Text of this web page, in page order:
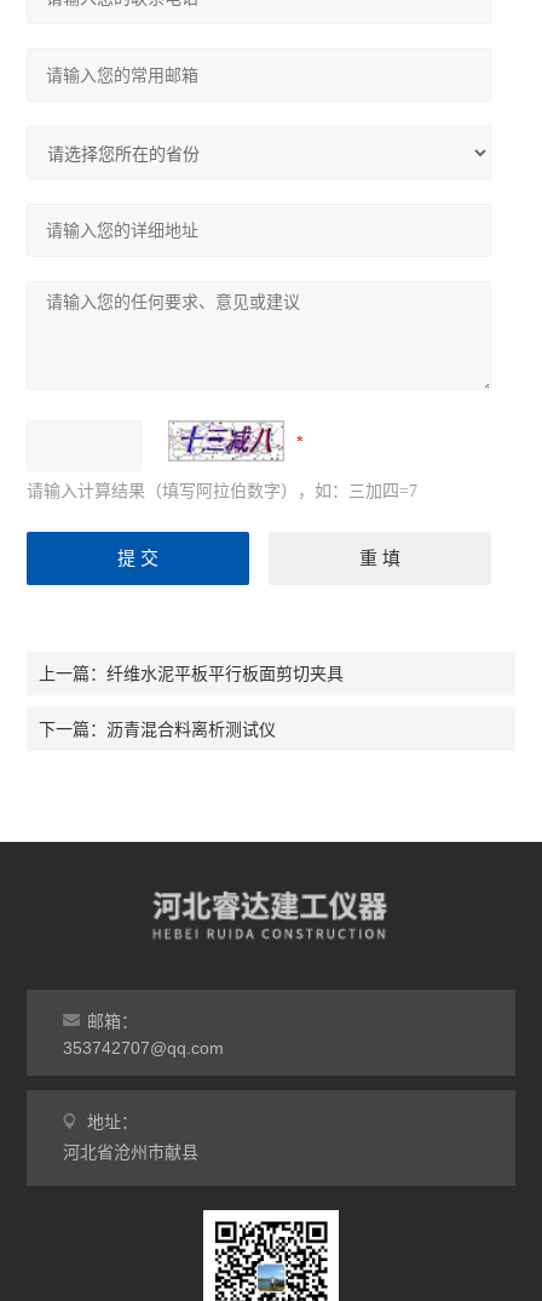
请输入计算结果（填写阿拉伯数字），如：三加四=7
上一篇：纤维水泥平板平行板面剪切夹具
下一篇：沥青混合料离析测试仪
邮箱：
353742707@qq.com
地址：
河北省沧州市献县